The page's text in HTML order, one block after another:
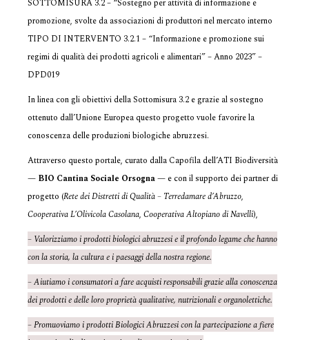
SOTTOMISURA 3.2 – “Sostegno per attività di informazione e
promozione, svolte da associazioni di produttori nel mercato interno
TIPO DI INTERVENTO 3.2.1 – “Informazione e promozione sui
regimi di qualità dei prodotti agricoli e alimentari” – Anno 2023” –
DPD019
In linea con gli obiettivi della Sottomisura 3.2 e grazie al sostegno
ottenuto dall’Unione Europea questo progetto vuole favorire la
conoscenza delle produzioni biologiche abruzzesi.
Attraverso questo portale, curato dalla Capofila dell’ATI Biodiversità
— BIO Cantina Sociale Orsogna— e con il supporto dei partner di
progetto (Rete dei Distretti di Qualità – Terredamare d’Abruzzo,
Cooperativa L’Olivicola Casolana, Cooperativa Altopiano di Navelli),
– Valorizziamo i prodotti biologici abruzzesi e il profondo legame che hanno
con la storia, la cultura e i paesaggi della nostra regione.
– Aiutiamo i consumatori a fare acquisti responsabili grazie alla conoscenza
dei prodotti e delle loro proprietà qualitative, nutrizionali e organolettiche.
– Promuoviamo i prodotti Biologici Abruzzesi con la partecipazione a fiere